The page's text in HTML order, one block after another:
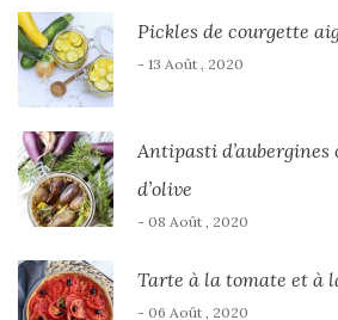
Pickles de courgette
- 13 Août , 2020
Antipasti d’aubergines
d’olive
- 08 Août , 2020
Tarte à la tomate et à
- 06 Août , 2020